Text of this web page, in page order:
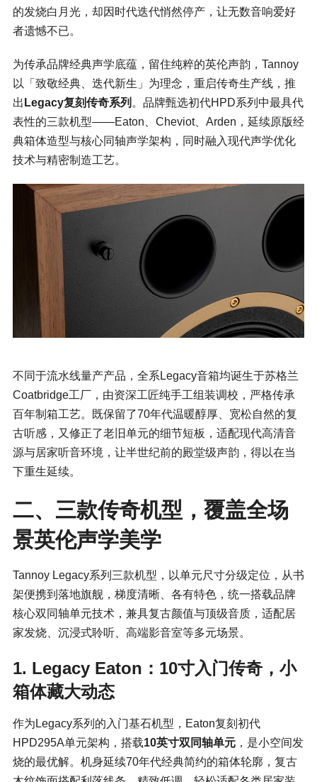
的发烧白月光，却因时代迭代悄然停产，让无数音响爱好
者遗憾不已。
为传承品牌经典声学底蕴，留住纯粹的英伦声韵，Tannoy
以「致敬经典、迭代新生」为理念，重启传奇生产线，推
出 Legacy复刻传奇系列 。品牌甄选初代HPD系列中最具代
表性的三款机型——Eaton、Cheviot、Arden，延续原版经
典箱体造型与核心同轴声学架构，同时融入现代声学优化
技术与精密制造工艺。
不同于流水线量产产品，全系Legacy音箱均诞生于苏格兰
Coatbridge工厂，由资深工匠纯手工组装调校，严格传承
百年制箱工艺。既保留了70年代温暖醇厚、宽松自然的复
古听感，又修正了老旧单元的细节短板，适配现代高清音
源与居家听音环境，让半世纪前的殿堂级声韵，得以在当
下重生延续。
二、三款传奇机型，覆盖全场
景英伦声学美学
Tannoy Legacy系列三款机型，以单元尺寸分级定位，从书
架便携到落地旗舰，梯度清晰、各有特色，统一搭载品牌
核心双同轴单元技术，兼具复古颜值与顶级音质，适配居
家发烧、沉浸式聆听、高端影音室等多元场景。
1. Legacy Eaton：10寸入门传奇，小
箱体藏大动态
作为Legacy系列的入门基石机型，Eaton复刻初代
HPD295A单元架构，搭载10英寸双同轴单元，是小空间发
烧的最优解。机身延续70年代经典简约的箱体轮廓，复古